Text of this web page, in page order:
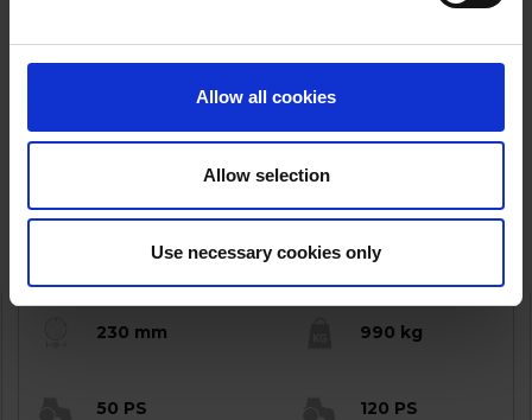
Allow all cookies
Allow selection
Use necessary cookies only
TP 230 PTO
230 mm 990 kg
50 PS 120 PS